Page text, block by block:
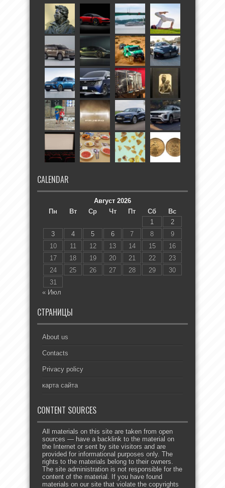
CALENDAR
Август 2026
Пн
Вт Ср Чт Пт Сб
Вс
1
2
3
4 5 6 7 8
9
10
11 12 13 14 15
16
17
18 19 20 21 22
23
24
25 26 27 28 29
30
31
« Июл
СТРАНИЦЫ
About us
Contacts
Privacy policy
карта сайта
CONTENT SOURCES
All materials on this site are taken from open
sources — have a backlink to the material on
the Internet or sent by site visitors and are
provided for informational purposes only. The
rights to the materials belong to their owners.
The site administration is not responsible for the
content of the material. If you have found
materials on our site that violate the copyrights